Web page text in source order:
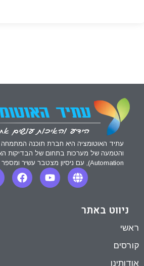
עתיד האוטומציה היא חברת תוכנה המתמחה
Automation), עם ניסיון מצטבר עשיר ומספר רב של לקוחות מרוצים.
ניווט באתר
ראשי
קורסים
אודותינו